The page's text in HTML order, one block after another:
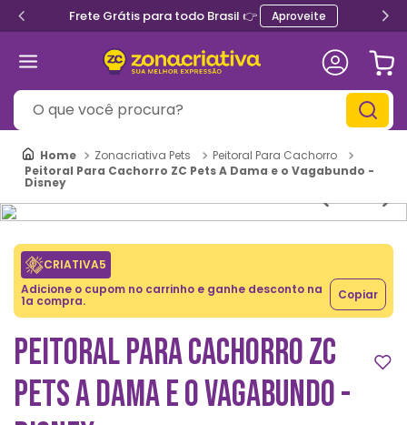
Frete Grátis para todo Brasil 👉 Aproveite
O que você procura?
Zonacriativa Pets
Peitoral Para Cachorro
Peitoral Para Cachorro ZC Pets A Dama e o Vagabundo -
Disney
CRIATIVA5
Adicione o cupom no carrinho e ganhe desconto na
1a compra. Copiar
PEITORAL PARA CACHORRO ZC
PETS A DAMA E O VAGABUNDO -